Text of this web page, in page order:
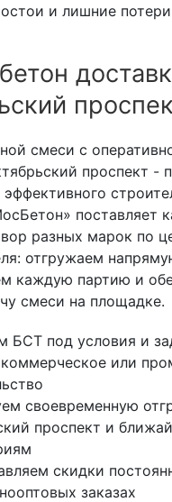
и лишние
смеси с
проспект -
поставляет
разных марок по
отгружаем
каждую партию и
смеси на площадке.
БСТ под условия и
коммерческое или
своевременную
проспект и
скидки
заказах